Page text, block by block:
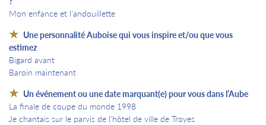
Mon enfance et l'andouillette
Une personnalité Auboise qui vous inspire et/ou que vous
estimez
Bigard avant
Baroin maintenant
Un événement ou une date marquant(e) pour vous dans l’Aube
La finale de coupe du monde 1998
Je chantais sur le parvis de l'hôtel de ville de Troyes